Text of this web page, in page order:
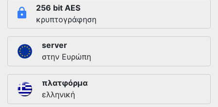
256 bit AES
κρυπτογράφηση
server
στην Ευρώπη
πλατφόρμα
ελληνική